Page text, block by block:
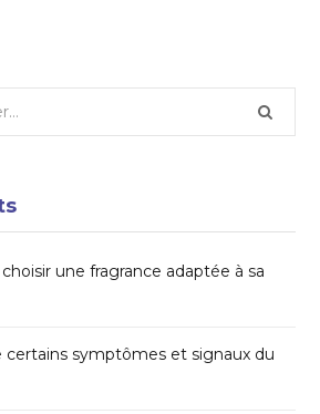
une fragrance adaptée à sa
certains symptômes et signaux du